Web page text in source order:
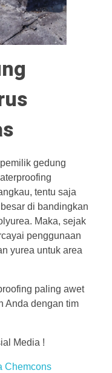
gedung
tentu saja
di bandingkan
Maka, sejak
penggunaan
yurea untuk area
paling awet
Anda dengan tim
Media !
Chemcons